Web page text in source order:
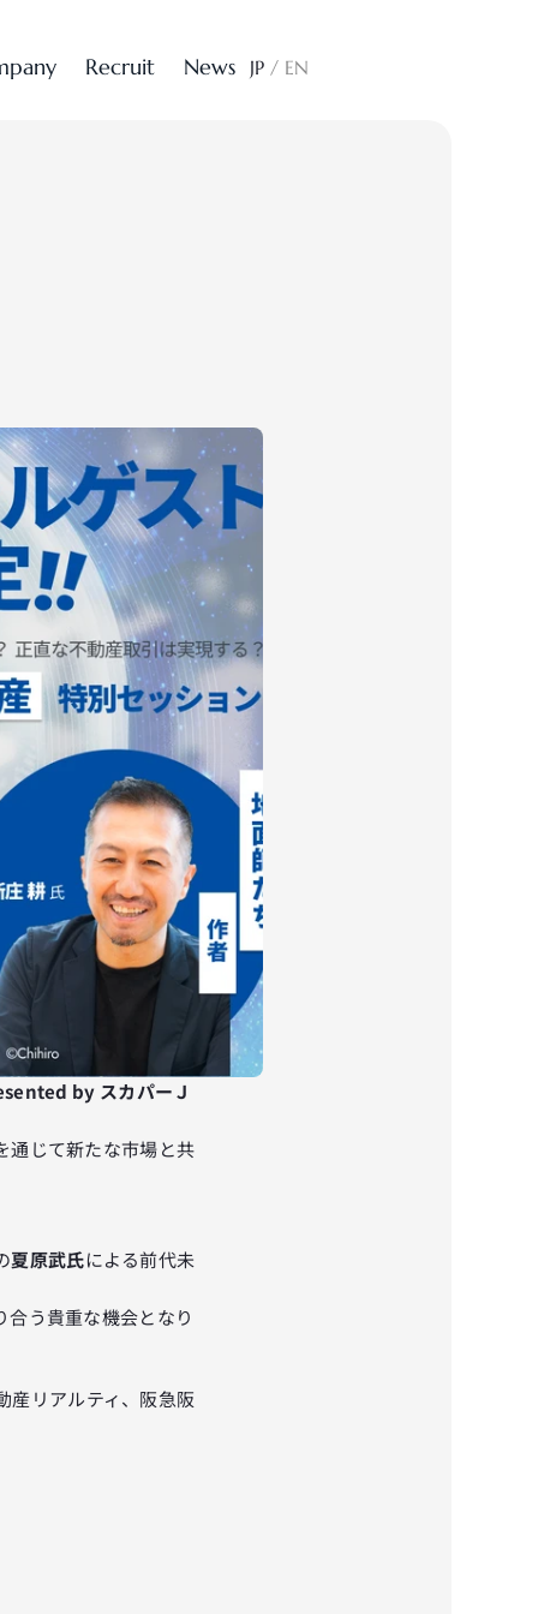
pany Recruit News JP/ EN
by スカパーＪ
通じて新たな市場と共
夏原武氏による前代未
う貴重な機会となり
産リアルティ、阪急阪